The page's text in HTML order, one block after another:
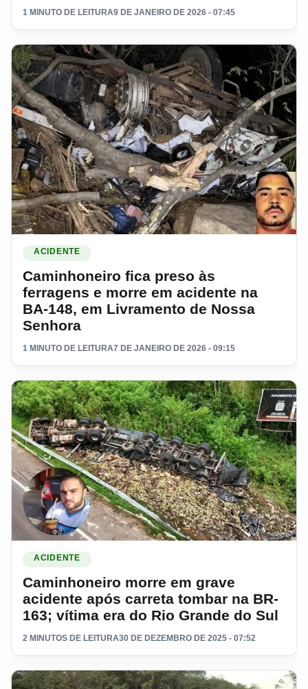
1 MINUTO DE LEITURA9 DE JANEIRO DE 2026 - 07:45
ACIDENTE
Caminhoneiro fica preso às
ferragens e morre em acidente na
BA-148, em Livramento de Nossa
Senhora
1 MINUTO DE LEITURA7 DE JANEIRO DE 2026 - 09:15
ACIDENTE
Caminhoneiro morre em grave
acidente após carreta tombar na BR-
163; vítima era do Rio Grande do Sul
2 MINUTOS DE LEITURA30 DE DEZEMBRO DE 2025 - 07:52